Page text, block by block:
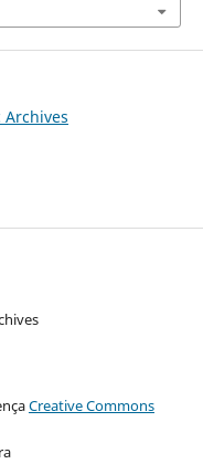
Archives
Creative Commons